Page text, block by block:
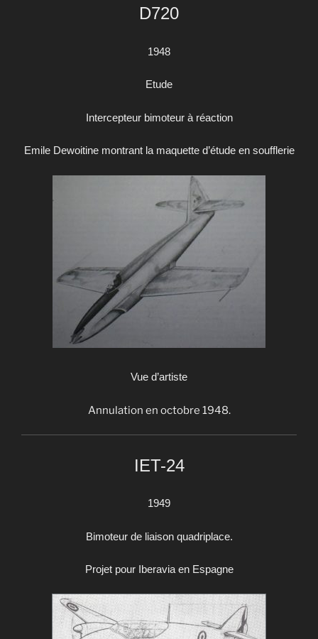
D720
1948
Etude
Intercepteur bimoteur à réaction
Emile Dewoitine montrant la maquette d’étude en soufflerie
Vue d’artiste
Annulation en octobre 1948.
IET-24
1949
Bimoteur de liaison quadriplace.
Projet pour Iberavia en Espagne